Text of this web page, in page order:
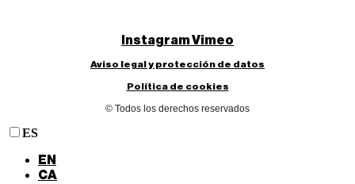
InstagramVimeo
Aviso legal y protección de datos
Política de cookies
© Todos los derechos reservados
ES
EN
CA